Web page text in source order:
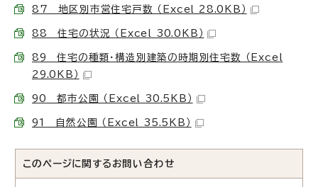
87 地区別市営住宅戸数 （Excel 28.0KB）
88 住宅の状況 （Excel 30.0KB）
89 住宅の種類・構造別建築の時期別住宅数 （Excel
29.0KB）
90 都市公園 （Excel 30.5KB）
91 自然公園 （Excel 35.5KB）
このページに関する お問い合わせ